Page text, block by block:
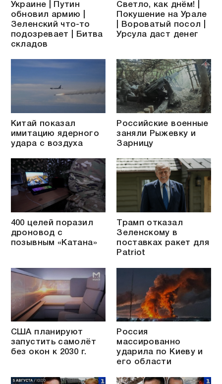
Украине | Путин
обновил армию |
Зеленский что-то
подозревает | Битва
складов
Светло, как днём! |
Покушение на Урале
| Вороватый посол |
Урсула даст денег
Китай показал
имитацию ядерного
удара с воздуха
Российские военные
заняли Рыжевку и
Зарницу
400 целей поразил
дроновод с
позывным «Катана»
Трамп отказал
Зеленскому в
поставках ракет для
Patriot
США планируют
запустить самолёт
без окон к 2030 г.
Россия
массированно
ударила по Киеву и
его области